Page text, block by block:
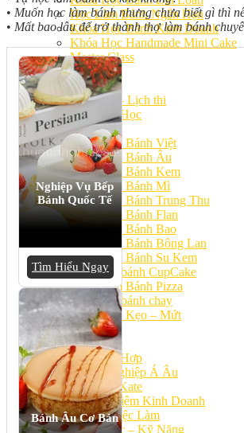
Học Làm Bánh Ngắn Hạn
Khóa Học Bánh Kinh Doanh
Khóa Học Handmade Mini Cake
Master Class
Chuyên Đề
Khai Giảng
Lịch học – Lịch thi
Đăng Ký Học
Công Thức
Cách Làm Bánh Việt
Cách Làm Bánh Âu
Cách Làm Bánh Kem
Cách Làm Bánh Mì
Cách Làm Bánh Trung Thu
Cách Làm Bánh Flan
Cách Làm Bánh Bao
Cách Làm Bánh Bông Lan
Cách Làm Bánh Su Kem
Cách làm bánh CupCake
Cách Làm Bánh Pizza
Cách làm bánh chay
Cách Làm Kẹo – Mứt
Video
Tin tức
Tin Tổng Hợp
Hướng Nghiệp Á Âu
Bếp Nhà Kate
Kinh Nghiệm Kinh Doanh
Cơ Hội Việc Làm
Kiến Thức – Kỹ Năng
• Muốn học làm bánh nhưng chưa biết gì thì
• Mất bao lâu để trở thành thợ làm bánh
Nghiệp Vụ Bếp
Bánh Quốc Tế
Tìm Hiểu Ngay
Bánh Âu Cơ Bản